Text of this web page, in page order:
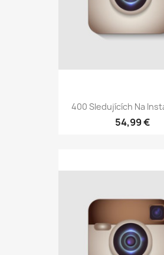
400 Sledujících Na
54,99 €